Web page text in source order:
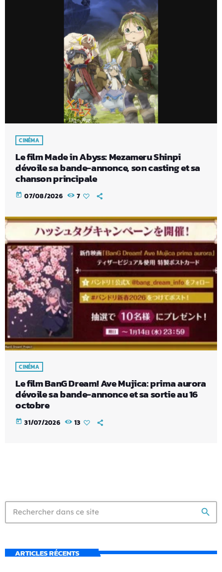
CINÉMA
Le film Made in Abyss: Mezameru Shinpi
dévoile sa bande-annonce, son casting et sa
chanson principale
today 07/08/2026 7
CINÉMA
Le film BanG Dream! Ave Mujica: prima aurora
dévoile sa bande-annonce et sa sortie au 16
octobre
today 31/07/2026 13
search
ARTICLES RÉCENTS